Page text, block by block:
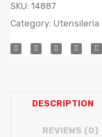
SKU: 14887
Category: Utensileria
DESCRIPTION
REVIEWS (0)